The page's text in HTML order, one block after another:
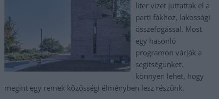
liter vizet juttattak el a
parti fákhoz, lakossági
összefogással. Most
egy hasonló
programon várják a
segítségünket,
könnyen lehet, hogy
megint egy remek közösségi élményben lesz részünk.